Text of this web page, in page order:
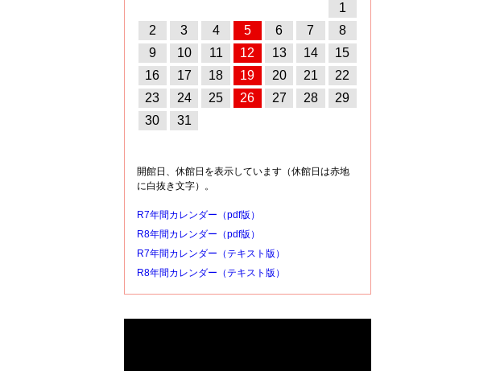
1
2
3 4 5 6 7
8
9
10 11 12 13 14
15
16
17 18 19 20 21
22
23
24 25 26 27 28
29
30
31
開館日、休館日を表示しています（休館日は赤地
に白抜き文字）。
R7年間カレンダー（pdf版）
R8年間カレンダー（pdf版）
R7年間カレンダー（テキスト版）
R8年間カレンダー（テキスト版）